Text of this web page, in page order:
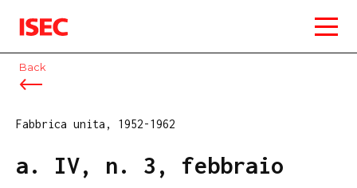
ISEC
Back
Fabbrica unita, 1952-1962
a. IV, n. 3, febbraio